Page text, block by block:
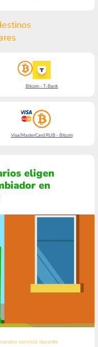
Bitcoin - T-Bank
Visa/MasterCard RUB - Bitcoin
eligen
en
servicio durante